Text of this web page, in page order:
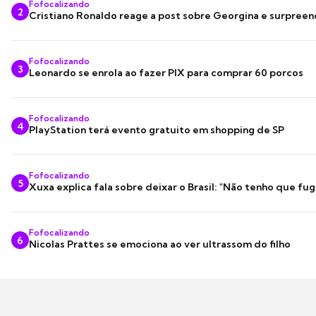
2
Fofocalizando
Cristiano Ronaldo reage a post sobre Georgina e
3
Fofocalizando
Leonardo se enrola ao fazer PIX para comprar 60 porcos
4
Fofocalizando
PlayStation terá evento gratuito em shopping de SP
5
Fofocalizando
Xuxa explica fala sobre deixar o Brasil: "Não tenho que
6
Fofocalizando
Nicolas Prattes se emociona ao ver ultrassom do filho